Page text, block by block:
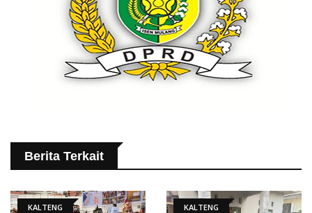
Berita Terkait
KALTENG KALTENG